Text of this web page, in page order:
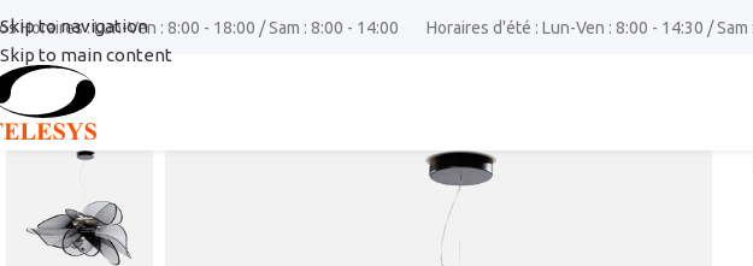
Skip to navigation
Skip to main content
Horaires : Lun-Ven : 8:00 - 18:00 / Sam : 8:00 - 14:00 Horaires d'été : Lun-Ven : 8:00 - 14:30 / Sam